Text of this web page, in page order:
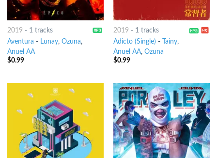
2019 - 1 tracks
Aventura - Lunay, Ozuna,
Anuel AA
$0.99
2019 - 1 tracks
Adicto (Single) - Tainy,
Anuel AA, Ozuna
$0.99